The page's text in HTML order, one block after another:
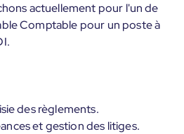
actuellement pour l'un de
Comptable pour un poste à
des règlements.
et gestion des litiges.